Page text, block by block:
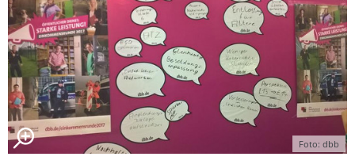
Foto: dbb